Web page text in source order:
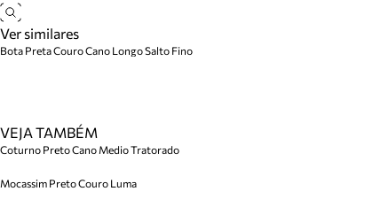
Ver similares
Bota Preta Couro Cano Longo Salto Fino
VEJA TAMBÉM
Coturno Preto Cano Medio Tratorado
Mocassim Preto Couro Luma